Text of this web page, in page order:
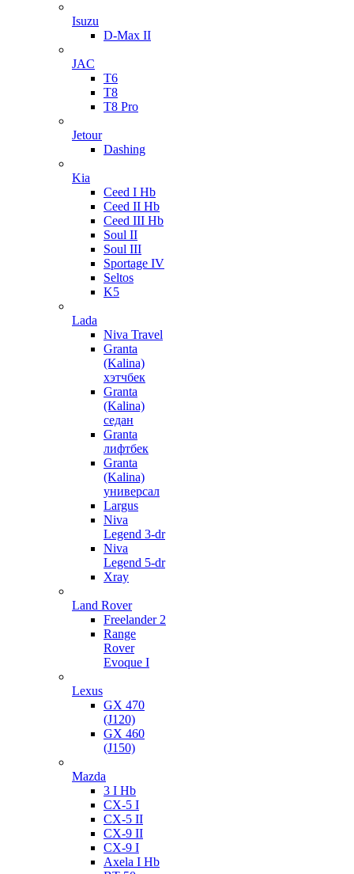
Isuzu
D-Max II
JAC
T6
T8
T8 Pro
Jetour
Dashing
Kia
Ceed I Hb
Ceed II Hb
Ceed III Hb
Soul II
Soul III
Sportage IV
Seltos
K5
Lada
Niva Travel
Granta
(Kalina)
хэтчбек
Granta
(Kalina)
седан
Granta
лифтбек
Granta
(Kalina)
универсал
Largus
Niva
Legend 3-dr
Niva
Legend 5-dr
Xray
Land Rover
Freelander 2
Range
Rover
Evoque I
Lexus
GX 470
(J120)
GX 460
(J150)
Mazda
3 I Hb
CX-5 I
CX-5 II
CX-9 II
CX-9 I
Axela I Hb